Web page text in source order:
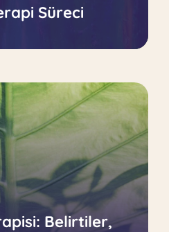
Süreci
Belirtiler,